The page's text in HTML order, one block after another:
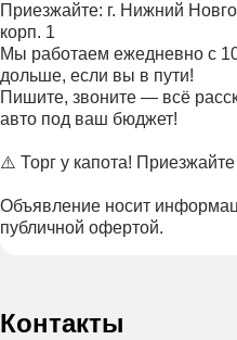
Приезжайте: г. Нижний
корп. 1
Мы работаем ежедневно с
дольше, если вы в пути!
Пишите, звоните — всё
авто под ваш бюджет!
⚠️ Торг у капота!
Объявление носит
публичной офертой.
Контакты